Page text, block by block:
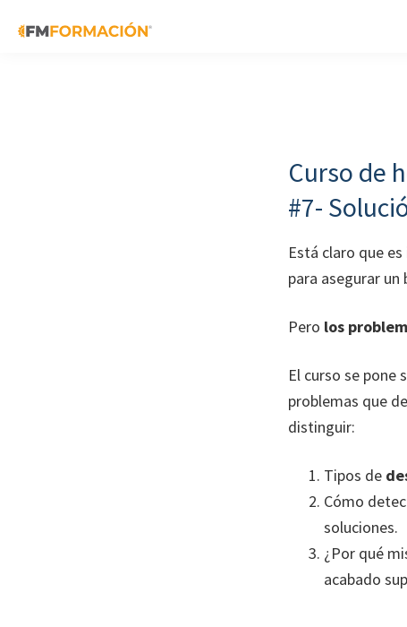
Curso de
#7-
Está claro que
para asegurar un
Pero los
El curso se pone
problemas que
distinguir:
Tipos de
Cómo
soluciones.
¿Por qué
acabado